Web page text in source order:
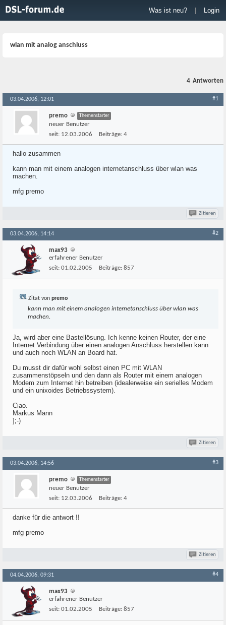
Was ist neu? Login
wlan mit analog anschluss
4 Antworten
03.04.2006, 12:01 #1
premo Themenstarter
neuer Benutzer
seit: 12.03.2006 Beiträge: 4
hallo zusammen
kann man mit einem analogen internetanschluss über wlan was
machen.
mfg premo
Zitieren
03.04.2006, 14:14 #2
max93
erfahrener Benutzer
seit: 01.02.2005 Beiträge: 857
Zitat von premo
kann man mit einem analogen internetanschluss über wlan was
machen.
Ja, wird aber eine Bastellösung. Ich kenne keinen Router, der eine
Internet Verbindung über einen analogen Anschluss herstellen kann
und auch noch WLAN an Board hat.
Du musst dir dafür wohl selbst einen PC mit WLAN
zusammenstöpseln und den dann als Router mit einem analogen
Modem zum Internet hin betreiben (idealerweise ein serielles Modem
und ein unixoides Betriebssystem).
Ciao.
Markus Mann
];-)
Zitieren
03.04.2006, 14:56 #3
premo Themenstarter
neuer Benutzer
seit: 12.03.2006 Beiträge: 4
danke für die antwort !!
mfg premo
Zitieren
04.04.2006, 09:31 #4
max93
erfahrener Benutzer
seit: 01.02.2005 Beiträge: 857